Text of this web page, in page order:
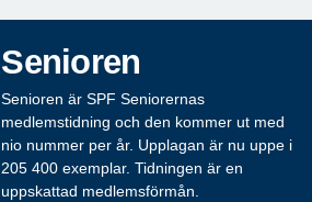
Senioren
Senioren är SPF Seniorernas
medlemstidning och den kommer ut med
nio nummer per år. Upplagan är nu uppe i
205 400 exemplar. Tidningen är en
uppskattad medlemsförmån.